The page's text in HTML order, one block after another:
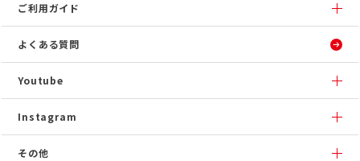
ご利用ガイド
よくある質問
Youtube
Instagram
その他